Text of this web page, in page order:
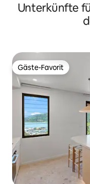
Unterkünfte
Gäste-Favorit
Gäste-Favorit